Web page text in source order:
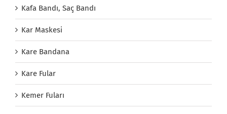
Kafa Bandı, Saç Bandı
Kar Maskesi
Kare Bandana
Kare Fular
Kemer Fuları